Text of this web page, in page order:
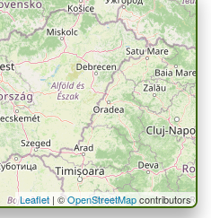
Leaflet| ©OpenStreetMapcontributors